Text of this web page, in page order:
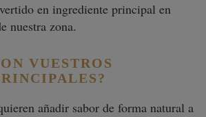
en ingrediente principal en
nuestra zona.
VUESTROS
añadir sabor de forma natural a